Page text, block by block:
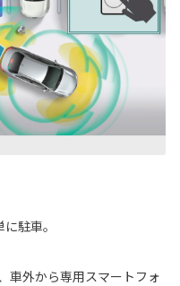
駐車。
車外から専用スマートフォ